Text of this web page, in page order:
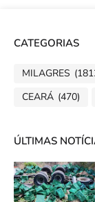
CATEGORIAS
MILAGRES
CEARÁ (470)
ÚLTIMAS